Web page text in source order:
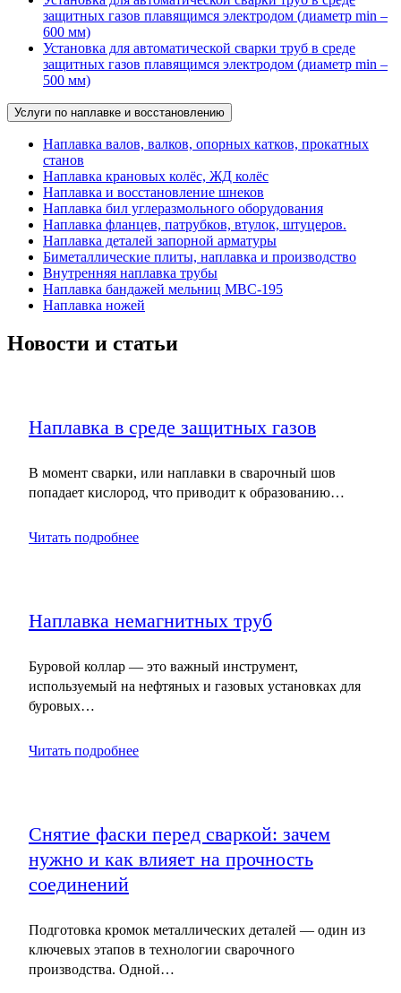
защитных газов плавящимся электродом (диаметр min –
600 мм)
Установка для автоматической сварки труб в среде
защитных газов плавящимся электродом (диаметр min –
500 мм)
Услуги по наплавке и восстановлению
Наплавка валов, валков, опорных катков, прокатных
станов
Наплавка крановых колёс, ЖД колёс
Наплавка и восстановление шнеков
Наплавка бил углеразмольного оборудования
Наплавка фланцев, патрубков, втулок, штуцеров.
Наплавка деталей запорной арматуры
Биметаллические плиты, наплавка и производство
Внутренняя наплавка трубы
Наплавка бандажей мельниц МВС-195
Наплавка ножей
Новости и статьи
Наплавка в среде защитных газов
В момент сварки, или наплавки в сварочный шов
попадает кислород, что приводит к образованию…
Читать подробнее
Наплавка немагнитных труб
Буровой коллар — это важный инструмент,
используемый на нефтяных и газовых установках для
буровых…
Читать подробнее
Снятие фаски перед сваркой: зачем
нужно и как влияет на прочность
соединений
Подготовка кромок металлических деталей — один из
ключевых этапов в технологии сварочного
производства. Одной…